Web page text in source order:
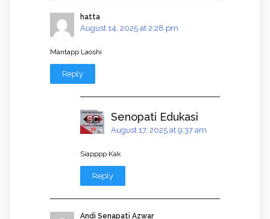
hatta
August 14, 2025 at 2:28 pm
Mantapp Laoshi
Reply
Senopati Edukasi
August 17, 2025 at 9:37 am
Siapppp Kak
Reply
Andi Senapati Azwar